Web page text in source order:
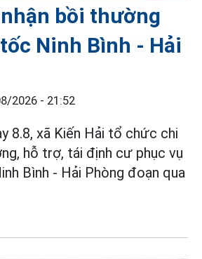
bồi thường
Ninh Bình - Hải
2026 - 21:52
8.8, xã Kiến Hải tổ chức chi
hỗ trợ, tái định cư phục vụ
Bình - Hải Phòng đoạn qua